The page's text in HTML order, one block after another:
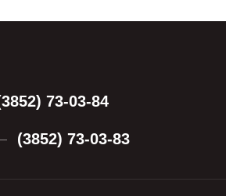
73-03-84
(3852) 73-03-83